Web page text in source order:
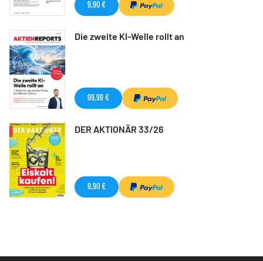
9,90 €
Die zweite KI-Welle rollt an
99,99 €
DER AKTIONÄR 33/26
8,90 €